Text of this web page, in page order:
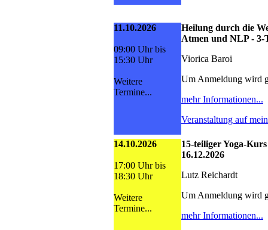
11.10.2026
09:00 Uhr bis
15:30 Uhr
Weitere
Termine...
Heilung durch die
Atmen und NLP - 3-
Viorica Baroi
Um Anmeldung wird
mehr Informationen...
Veranstaltung auf
14.10.2026
17:00 Uhr bis
18:30 Uhr
Weitere
Termine...
15-teiliger Yoga-
16.12.2026
Lutz Reichardt
Um Anmeldung wird
mehr Informationen...